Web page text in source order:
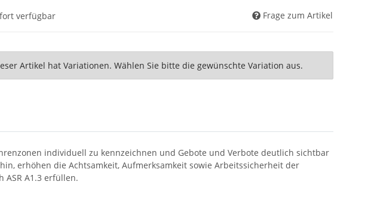
verfügbar Frage zum Artikel
Artikel hat Variationen. Wählen Sie bitte die gewünschte Variation aus.
individuell zu kennzeichnen und Gebote und Verbote deutlich sichtbar
erhöhen die Achtsamkeit, Aufmerksamkeit sowie Arbeitssicherheit der
ASR A1.3 erfüllen.